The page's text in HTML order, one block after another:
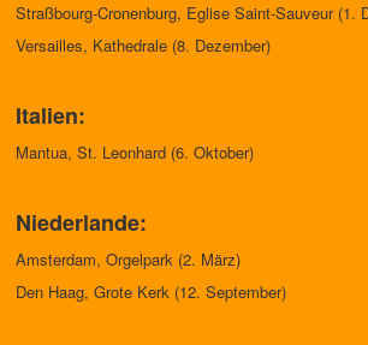
Straßbourg-Cronenburg, Eglise Saint-Sauveur (1.
Versailles, Kathedrale (8. Dezember)
Italien:
Mantua, St. Leonhard (6. Oktober)
Niederlande:
Amsterdam, Orgelpark (2. März)
Den Haag, Grote Kerk (12. September)